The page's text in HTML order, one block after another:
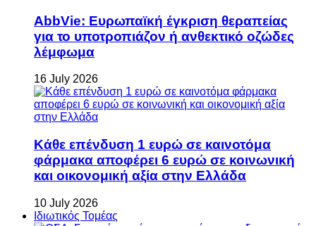
AbbVie: Ευρωπαϊκή έγκριση θεραπείας
για το υποτροπιάζον ή ανθεκτικό οζώδες
λέμφωμα
16 July 2026
Κάθε επένδυση 1 ευρώ σε καινοτόμα
φάρμακα αποφέρει 6 ευρώ σε κοινωνική
και οικονομική αξία στην Ελλάδα
10 July 2026
Ιδιωτικός Τομέας